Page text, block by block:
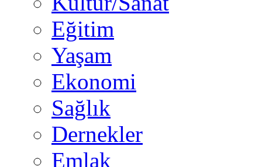
Eğitim
Yaşam
Ekonomi
Sağlık
Dernekler
Emlak